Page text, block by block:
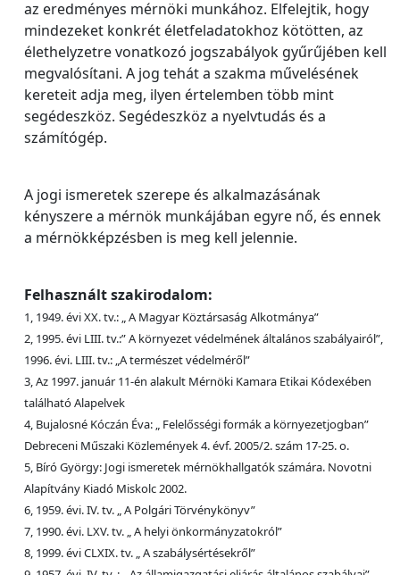
az eredményes mérnöki munkához. Elfelejtik, hogy
mindezeket konkrét életfeladatokhoz kötötten, az
élethelyzetre vonatkozó jogszabályok gyűrűjében kell
megvalósítani. A jog tehát a szakma művelésének
kereteit adja meg, ilyen értelemben több mint
segédeszköz. Segédeszköz a nyelvtudás és a
számítógép.
A jogi ismeretek szerepe és alkalmazásának
kényszere a mérnök munkájában egyre nő, és ennek
a mérnökképzésben is meg kell jelennie.
Felhasznált szakirodalom:
1, 1949. évi XX. tv.: „ A Magyar Köztársaság Alkotmánya”
2, 1995. évi LIII. tv.:” A környezet védelmének általános szabályairól”,
1996. évi. LIII. tv.: „A természet védelméről”
3, Az 1997. január 11-én alakult Mérnöki Kamara Etikai Kódexében
található Alapelvek
4, Bujalosné Kóczán Éva: „ Felelősségi formák a környezetjogban”
Debreceni Műszaki Közlemények 4. évf. 2005/2. szám 17-25. o.
5, Bíró György: Jogi ismeretek mérnökhallgatók számára. Novotni
Alapítvány Kiadó Miskolc 2002.
6, 1959. évi. IV. tv. „ A Polgári Törvénykönyv”
7, 1990. évi. LXV. tv. „ A helyi önkormányzatokról”
8, 1999. évi CLXIX. tv. „ A szabálysértésekről”